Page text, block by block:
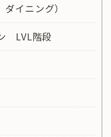
ダイニング）
LVL階段